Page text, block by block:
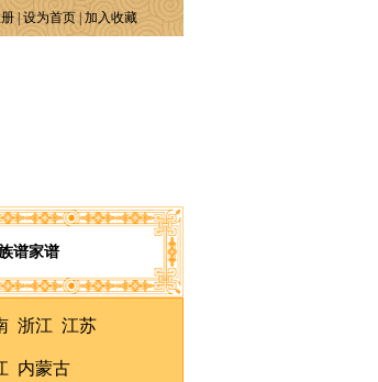
|设为首页 加入收藏
谱家谱
浙江 江苏
内蒙古